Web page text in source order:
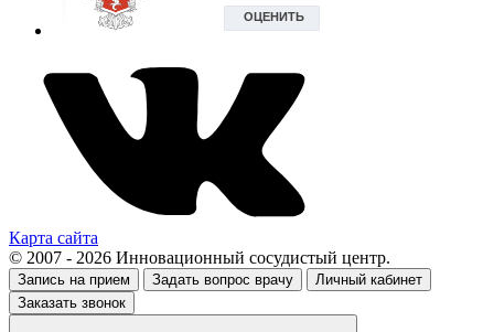
Карта сайта
© 2007 - 2026 Инновационный сосудистый центр.
Запись на прием Задать вопрос врачу
Личный кабинет
Заказать звонок